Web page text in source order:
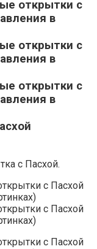
с Пасхой.